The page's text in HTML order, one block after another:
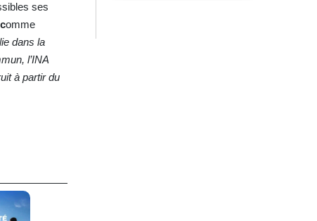
ses
omme
dans la
l’INA
à partir du